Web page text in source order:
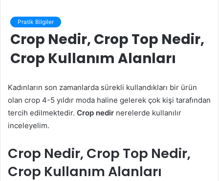
Pratik Bilgiler
Crop Nedir, Crop Top Nedir,
Crop Kullanım Alanları
Kadınların son zamanlarda sürekli kullandıkları bir ürün
olan crop 4-5 yıldır moda haline gelerek çok kişi tarafından
tercih edilmektedir. Crop nedir nerelerde kullanılır
inceleyelim.
Crop Nedir, Crop Top Nedir,
Crop Kullanım Alanları